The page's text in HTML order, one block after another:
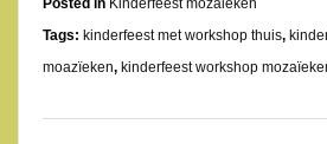
Posted in Kinderfeest mozaieken
Tags: kinderfeest met workshop thuis,
moazïeken, kinderfeest workshop